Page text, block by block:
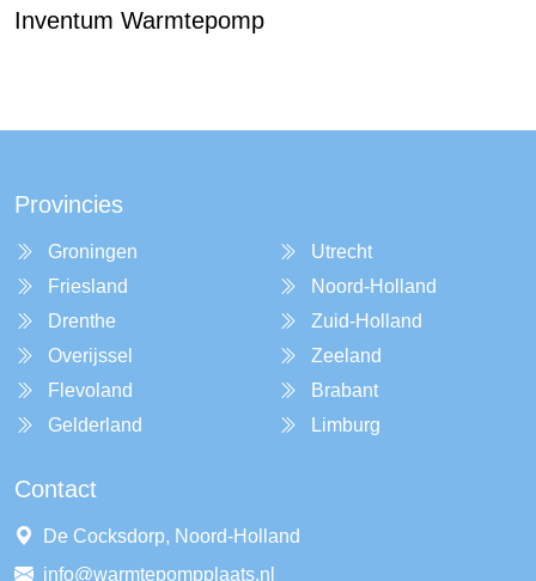
Inventum Warmtepomp
Provincies
Groningen
Friesland
Drenthe
Overijssel
Flevoland
Gelderland
Utrecht
Noord-Holland
Zuid-Holland
Zeeland
Brabant
Limburg
Contact
De Cocksdorp, Noord-Holland
info@warmtepompplaats.nl